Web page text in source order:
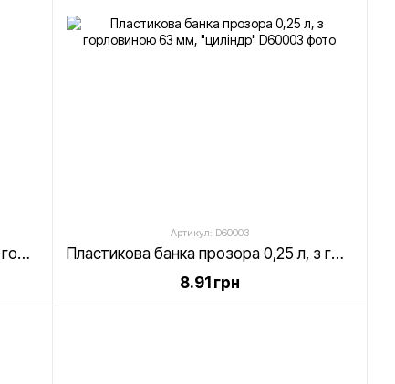
Пластикова банка прозора 0,2 л, з горловиною 63 мм, "циліндр"
Артикул: D60003
Пластикова банка прозора 0,25 л, з горловиною 63 мм, "циліндр"
8.91 грн